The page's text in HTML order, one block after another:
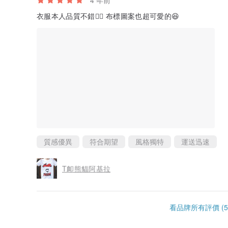
衣服本人品質不錯👍🏻 布標圖案也超可愛的😆
質感優異 符合期望 風格獨特 運送迅速
T卹熊貓阿基拉
看品牌所有評價